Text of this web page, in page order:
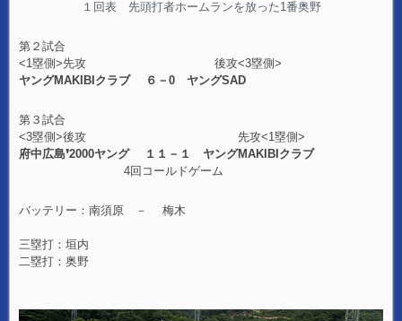
１回表 先頭打者ホームランを放った1番奥野
第２試合
<1塁側>先攻 後攻<3塁側>
ヤングMAKIBIクラブ ６－0 ヤングSAD
第３試合
<3塁側>後攻 先攻<1塁側>
府中広島❜2000ヤング １１－１ ヤングMAKIBIクラブ
4回コールドゲーム
バッテリー：南須原 － 梅木
三塁打：垣内
二塁打：奥野